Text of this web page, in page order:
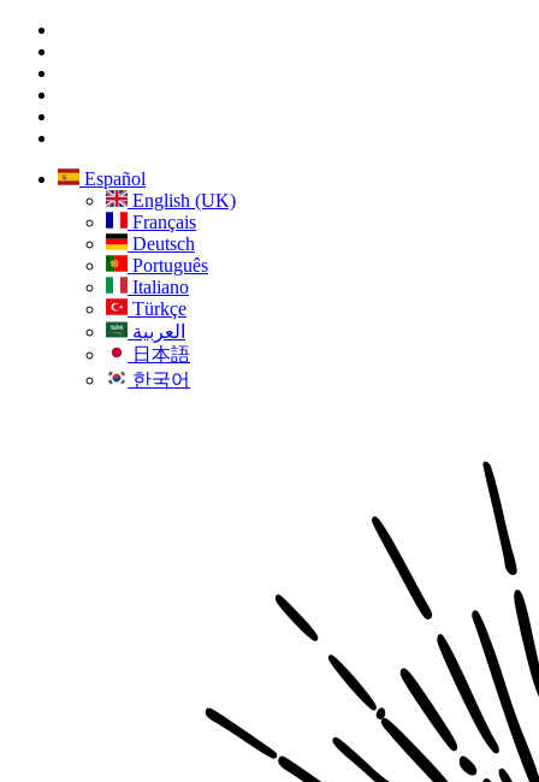
Español
English (UK)
Français
Deutsch
Português
Italiano
Türkçe
العربية
日本語
한국어